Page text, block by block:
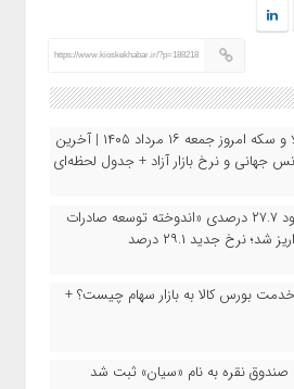
https://www.kioskekhabar.ir/?p=188218
قیمت طلا و سکه امروز جمعه ۱۶ مرداد ۱۴۰۵ | آخرین
جهانی و نرخ بازار آزاد + جدول لحظه‌ای
آخرین سود ۲۷.۷ درصدی «اندوخته توسعه صادرات
شد؛ نرخ جدید ۲۹.۱ درصد
خدمت بورس کالا به بازار سهام چیست؟ +
صندوق نقره به نام «سیان» ثبت شد